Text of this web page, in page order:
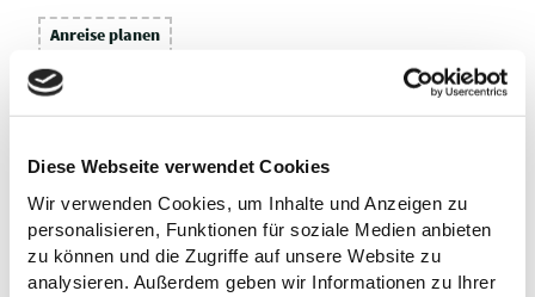
Diese Webseite verwendet Cookies
Wir verwenden Cookies, um Inhalte und Anzeigen zu
personalisieren, Funktionen für soziale Medien anbieten
zu können und die Zugriffe auf unsere Website zu
analysieren. Außerdem geben wir Informationen zu Ihrer
Anreise planen